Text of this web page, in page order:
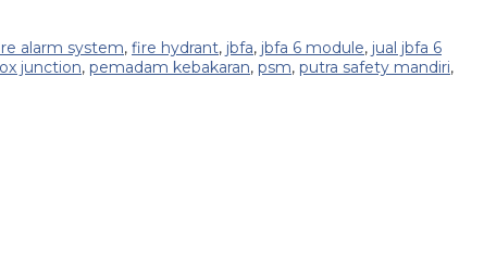
alarm system, fire hydrant, jbfa, jbfa 6 module, jual jbfa 6
junction, pemadam kebakaran, psm, putra safety mandiri,